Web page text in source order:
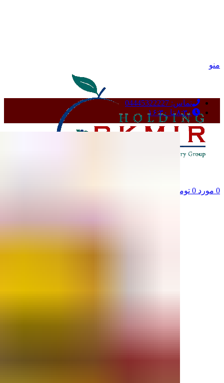
منو
0 مورد 0 تومان
تماس: 04445322227
۸:۳۰ تا ۱۶:۳۰